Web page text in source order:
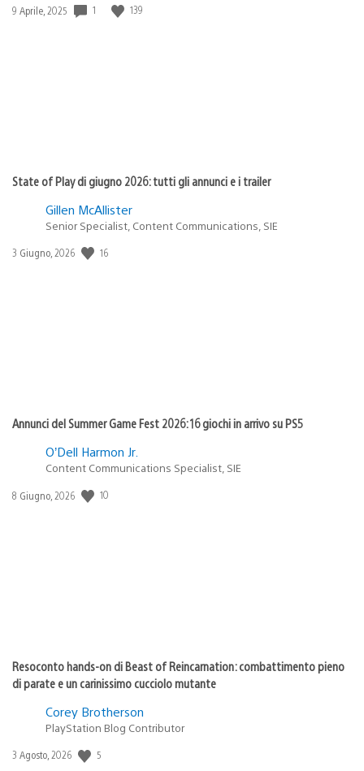
Data
9 Aprile, 2025 1 139
State of Play di giugno 2026: tutti gli annunci e i trailer
Gillen McAllister
Senior Specialist, Content Communications, SIE
Data
3 Giugno, 2026 16
Annunci del Summer Game Fest 2026: 16 giochi in arrivo su PS5
O’Dell Harmon Jr.
Content Communications Specialist, SIE
Data
8 Giugno, 2026 10
Resoconto hands-on di Beast of Reincarnation: combattimento pieno
di parate e un carinissimo cucciolo mutante
Corey Brotherson
PlayStation Blog Contributor
Data
3 Agosto, 2026 5